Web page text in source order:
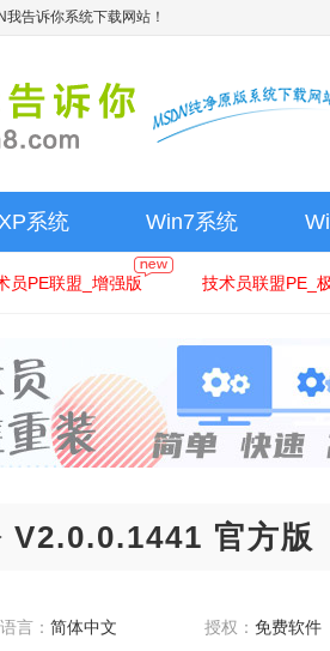
告诉你系统下载网站！
系统 Win7系统
员PE联盟_增强版 技术员联盟PE_
V2.0.0.1441 官方版
语言： 简体中文 授权：免费软件